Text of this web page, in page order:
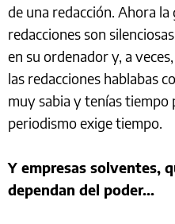
de una redacción. Ahora
redacciones son
en su ordenador y, a
las redacciones hablabas
muy sabia y tenías tiempo
periodismo exige tiempo.
Y empresas solventes,
dependan del poder...